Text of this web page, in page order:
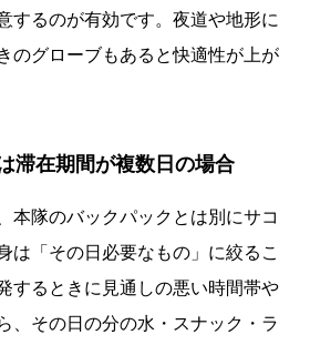
するのが有効です。夜道や地形に
のグローブもあると快適性が上が
滞在期間が複数日の場合
本隊のバックパックとは別にサコ
は「その日必要なもの」に絞るこ
するときに見通しの悪い時間帯や
、その日の分の水・スナック・ラ